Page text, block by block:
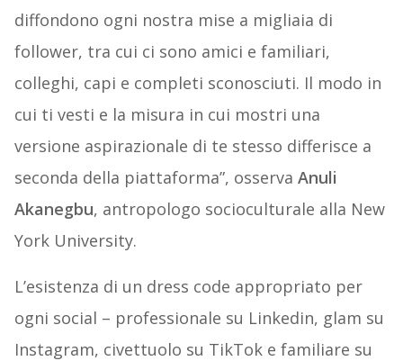
diffondono ogni nostra mise a migliaia di
follower, tra cui ci sono amici e familiari,
colleghi, capi e completi sconosciuti. Il modo in
cui ti vesti e la misura in cui mostri una
versione aspirazionale di te stesso differisce a
seconda della piattaforma”, osserva Anuli
Akanegbu, antropologo socioculturale alla New
York University.
L’esistenza di un dress code appropriato per
ogni social – professionale su Linkedin, glam su
Instagram, civettuolo su TikTok e familiare su